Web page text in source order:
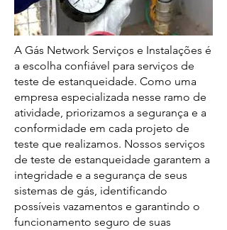
A Gás Network Serviços e Instalações é
a escolha confiável para serviços de
teste de estanqueidade. Como uma
empresa especializada nesse ramo de
atividade, priorizamos a segurança e a
conformidade em cada projeto de
teste que realizamos. Nossos serviços
de teste de estanqueidade garantem a
integridade e a segurança de seus
sistemas de gás, identificando
possíveis vazamentos e garantindo o
funcionamento seguro de suas